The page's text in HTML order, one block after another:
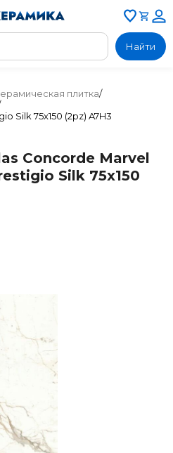
Найти
плитка/
Silk 75x150 (2pz) A7H3
Concorde Marvel
Silk 75x150